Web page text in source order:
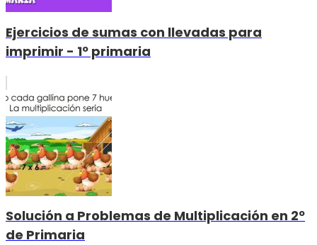
Ejercicios de sumas con llevadas para
imprimir - 1º primaria
Solución a Problemas de Multiplicación en 2º
de Primaria